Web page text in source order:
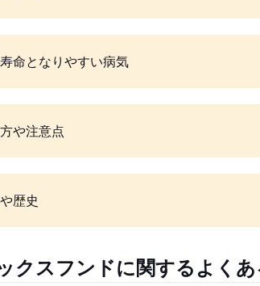
命となりやすい病気
や注意点
歴史
クスフンドに関するよく